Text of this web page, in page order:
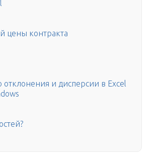
цены контракта
и дисперсии в Excel